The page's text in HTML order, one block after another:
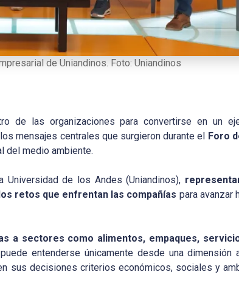
de Uniandinos. Foto: Uniandinos
de las organizaciones para convertirse en un
mensajes centrales que surgieron durante el
Foro
del medio ambiente.
de los Andes (Uniandinos),
retos que enfrentan las compañías para avanzar
a sectores como alimentos, empaques,
entenderse únicamente desde una dimensión
sus decisiones criterios económicos, sociales y